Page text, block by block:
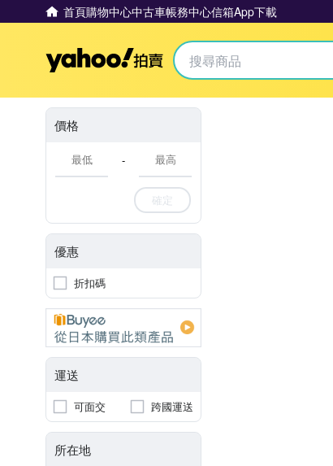
首頁購物中心中古車帳務中心信箱App下載
Yahoo拍賣
價格
-
確定
優惠
折扣碼
運送
可面交 跨國運送
所在地